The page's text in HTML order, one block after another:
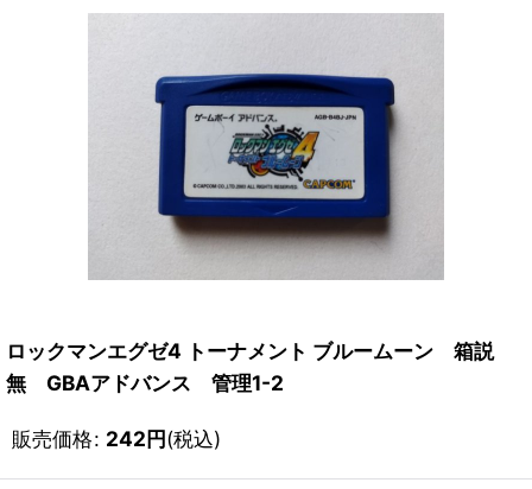
ロックマンエグゼ4 トーナメント ブルームーン 箱説
無 GBAアドバンス 管理1-2
販売価格: 242円(税込)